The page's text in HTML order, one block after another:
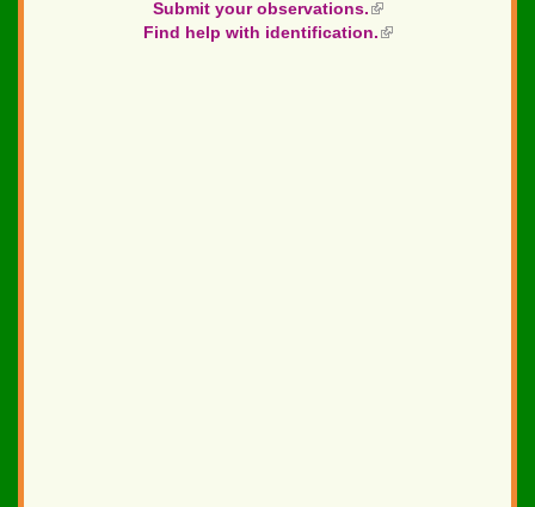
Submit your observations.(link
is
Find help with identification.(link